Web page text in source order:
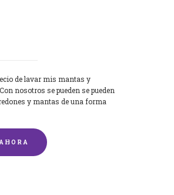
de lavar mis mantas y
nosotros se pueden se pueden
y mantas de una forma